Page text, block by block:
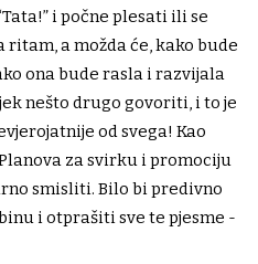
i počne plesati ili se
a možda će, kako bude
ona bude rasla i razvijala
nešto drugo govoriti, i to je
od svega! Kao
za svirku i promociju
smisliti. Bilo bi predivno
i otprašiti sve te pjesme -